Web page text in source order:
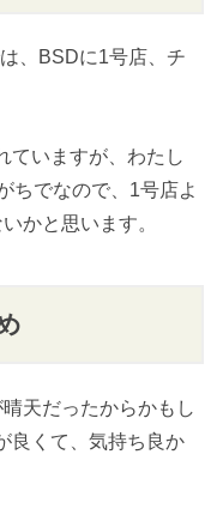
、BSDに1号店、チ
ていますが、わたし
ちでなので、1号店よ
かと思います。
天だったからかもし
良くて、気持ち良か